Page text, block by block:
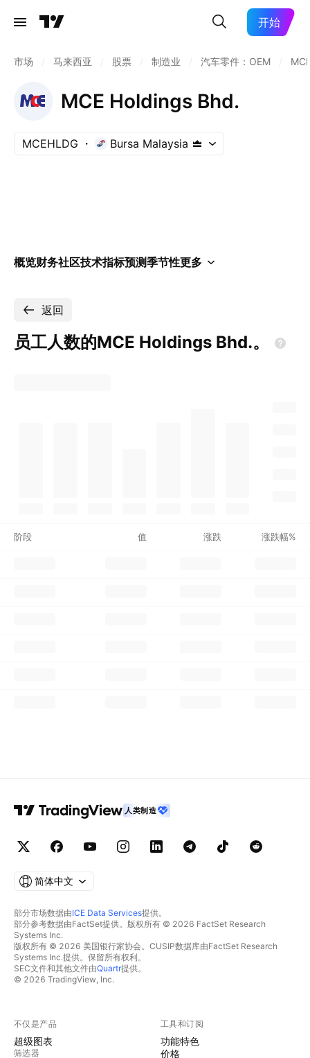
开始
市场 马来西亚 股票 制造业 汽车零件：OEM
MCE Holdings Bhd.
MCEHLDG Bursa Malaysia
概览财务社区技术指标预测季节性更多
返回
员工人数的MCE Holdings Bhd.。
阶段 值 涨跌 涨跌幅%
人类制造
简体中文
部分市场数据由ICE Data Services提供。
部分参考数据由FactSet提供。版权所有 © 2026 FactSet Research
Systems Inc.
版权所有 © 2026 美国银行家协会。CUSIP数据库由FactSet Research
Systems Inc.提供。保留所有权利。
SEC文件和其他文件由Quartr提供。
© 2026 TradingView, Inc.
不仅是产品
超级图表
筛选器
工具和订阅
功能特色
价格